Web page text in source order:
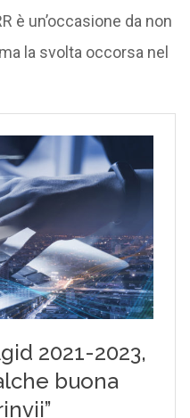
è un’occasione da non
la svolta occorsa nel